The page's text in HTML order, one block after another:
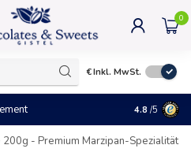
0
€Inkl. MwSt.
Das ideale
4.8 /5
200g - Premium Marzipan-Spezialität